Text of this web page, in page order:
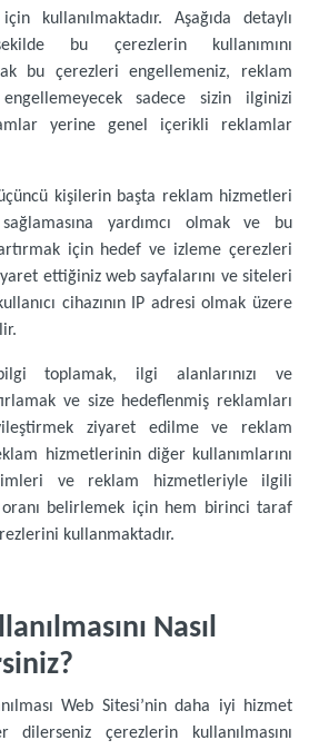
kullanılmaktadır. Aşağıda detaylı
bu çerezlerin kullanımını
bu çerezleri engellemeniz, reklam
sadece sizin ilginizi
yerine genel içerikli reklamlar
kişilerin başta reklam hizmetleri
yardımcı olmak ve bu
için hedef ve izleme çerezleri
ettiğiniz web sayfalarını ve siteleri
cihazının IP adresi olmak üzere
toplamak, ilgi alanlarınızı ve
ve size hedeflenmiş reklamları
ziyaret edilme ve reklam
hizmetlerinin diğer kullanımlarını
ve reklam hizmetleriyle ilgili
oranı belirlemek için hem birinci taraf
kullanmaktadır.
Nasıl
Web Sitesi’nin daha iyi hizmet
çerezlerin kullanılmasını